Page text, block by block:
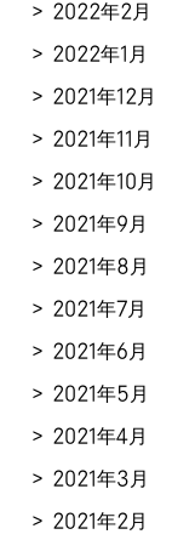
2022年2月
2022年1月
2021年12月
2021年11月
2021年10月
2021年9月
2021年8月
2021年7月
2021年6月
2021年5月
2021年4月
2021年3月
2021年2月